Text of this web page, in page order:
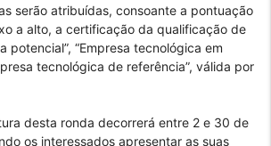
serão atribuídas, consoante a pontuação
a alto, a certificação da qualificação de
potencial”, “Empresa tecnológica em
tecnológica de referência”, válida por
desta ronda decorrerá entre 2 e 30 de
os interessados apresentar as suas